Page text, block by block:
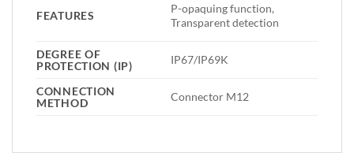
FEATURES
P-opaquing function,
Transparent detection
DEGREE OF
PROTECTION (IP)
IP67/IP69K
CONNECTION
METHOD
Connector M12